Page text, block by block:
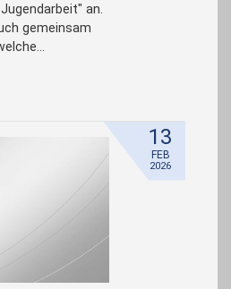
an.
gemeinsam
13
FEB
2026